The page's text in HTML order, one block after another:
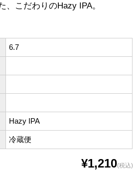
、こだわりのHazy IPA。
6.7
Hazy IPA
冷蔵便
¥1,210(税込)